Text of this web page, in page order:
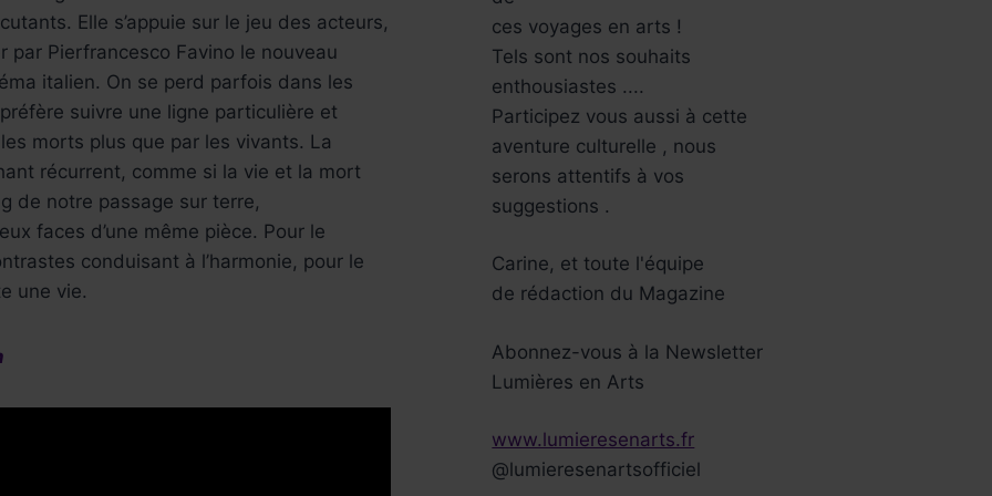
Elle s’appuie sur le jeu des acteurs,
par Pierfrancesco Favino le nouveau
italien. On se perd parfois dans les
suivre une ligne particulière et
morts plus que par les vivants. La
récurrent, comme si la vie et la mort
de notre passage sur terre,
faces d’une même pièce. Pour le
conduisant à l’harmonie, pour le
une vie.
ces voyages en arts !
Tels sont nos souhaits
enthousiastes ....
Participez vous aussi à cette
aventure culturelle , nous
serons attentifs à vos
suggestions .
Carine, et toute l'équipe
de rédaction du Magazine
Abonnez-vous à la Newsletter
Lumières en Arts
www.lumieresenarts.fr
@lumieresenartsofficiel